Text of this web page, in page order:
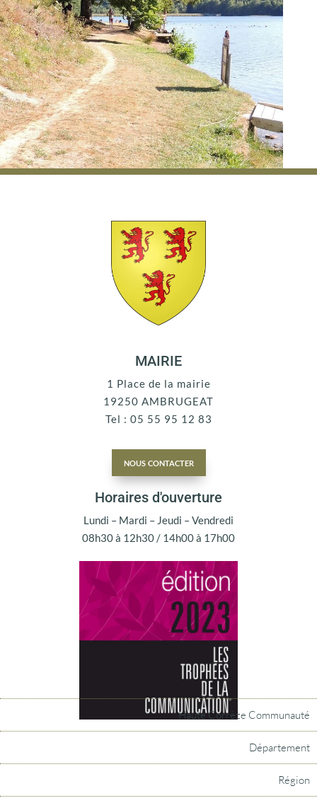
MAIRIE
1 Place de la mairie
19250 AMBRUGEAT
Tel : 05 55 95 12 83
nous contacter
Horaires d'ouverture
Lundi – Mardi – Jeudi – Vendredi
08h30 à 12h30 / 14h00 à 17h00
Haute Corrèze Communauté
Département
Région